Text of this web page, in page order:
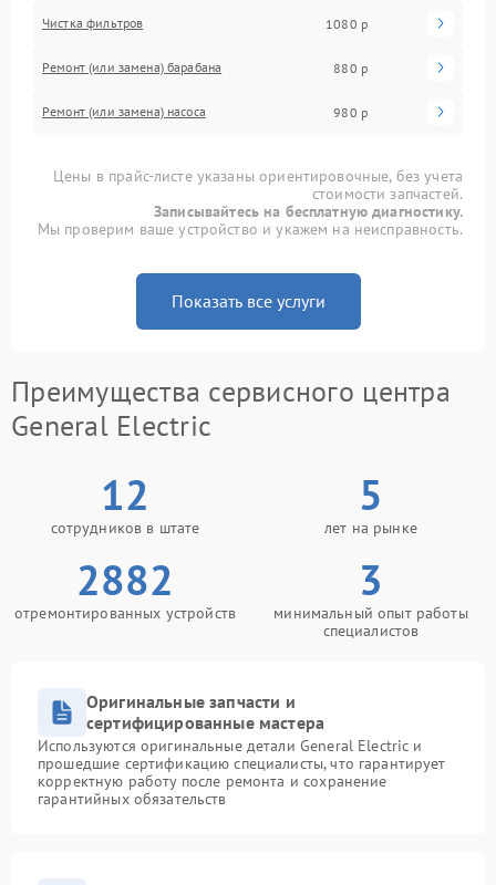
Чистка фильтров 1080 р
Ремонт (или замена) барабана 880 р
Ремонт (или замена) насоса 980 р
Цены в прайс-листе указаны ориентировочные, без учета
стоимости запчастей.
Записывайтесь на бесплатную диагностику.
Мы проверим ваше устройство и укажем на неисправность.
Показать все услуги
Преимущества сервисного центра
General Electric
12
сотрудников в штате
5
лет на рынке
2882
отремонтированных устройств
3
минимальный опыт работы
специалистов
Оригинальные запчасти и
сертифицированные мастера
Используются оригинальные детали General Electric и
прошедшие сертификацию специалисты, что гарантирует
корректную работу после ремонта и сохранение
гарантийных обязательств